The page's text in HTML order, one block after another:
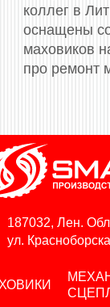
коллег в
оснащены
маховиков
про ремонт
187032, Лен.
ул.